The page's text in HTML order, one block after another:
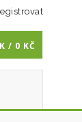
/ 0 KČ